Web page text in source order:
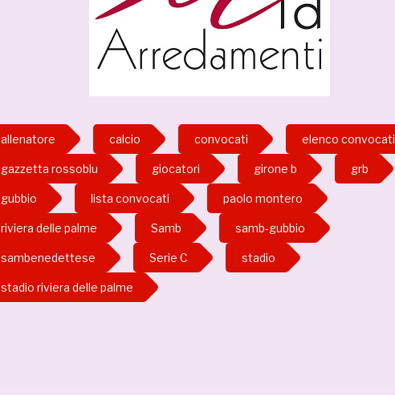
allenatore calcio convocati elenco convocati
gazzetta rossoblu giocatori girone b grb
gubbio lista convocati paolo montero
riviera delle palme Samb samb-gubbio
sambenedettese Serie C stadio
stadio riviera delle palme